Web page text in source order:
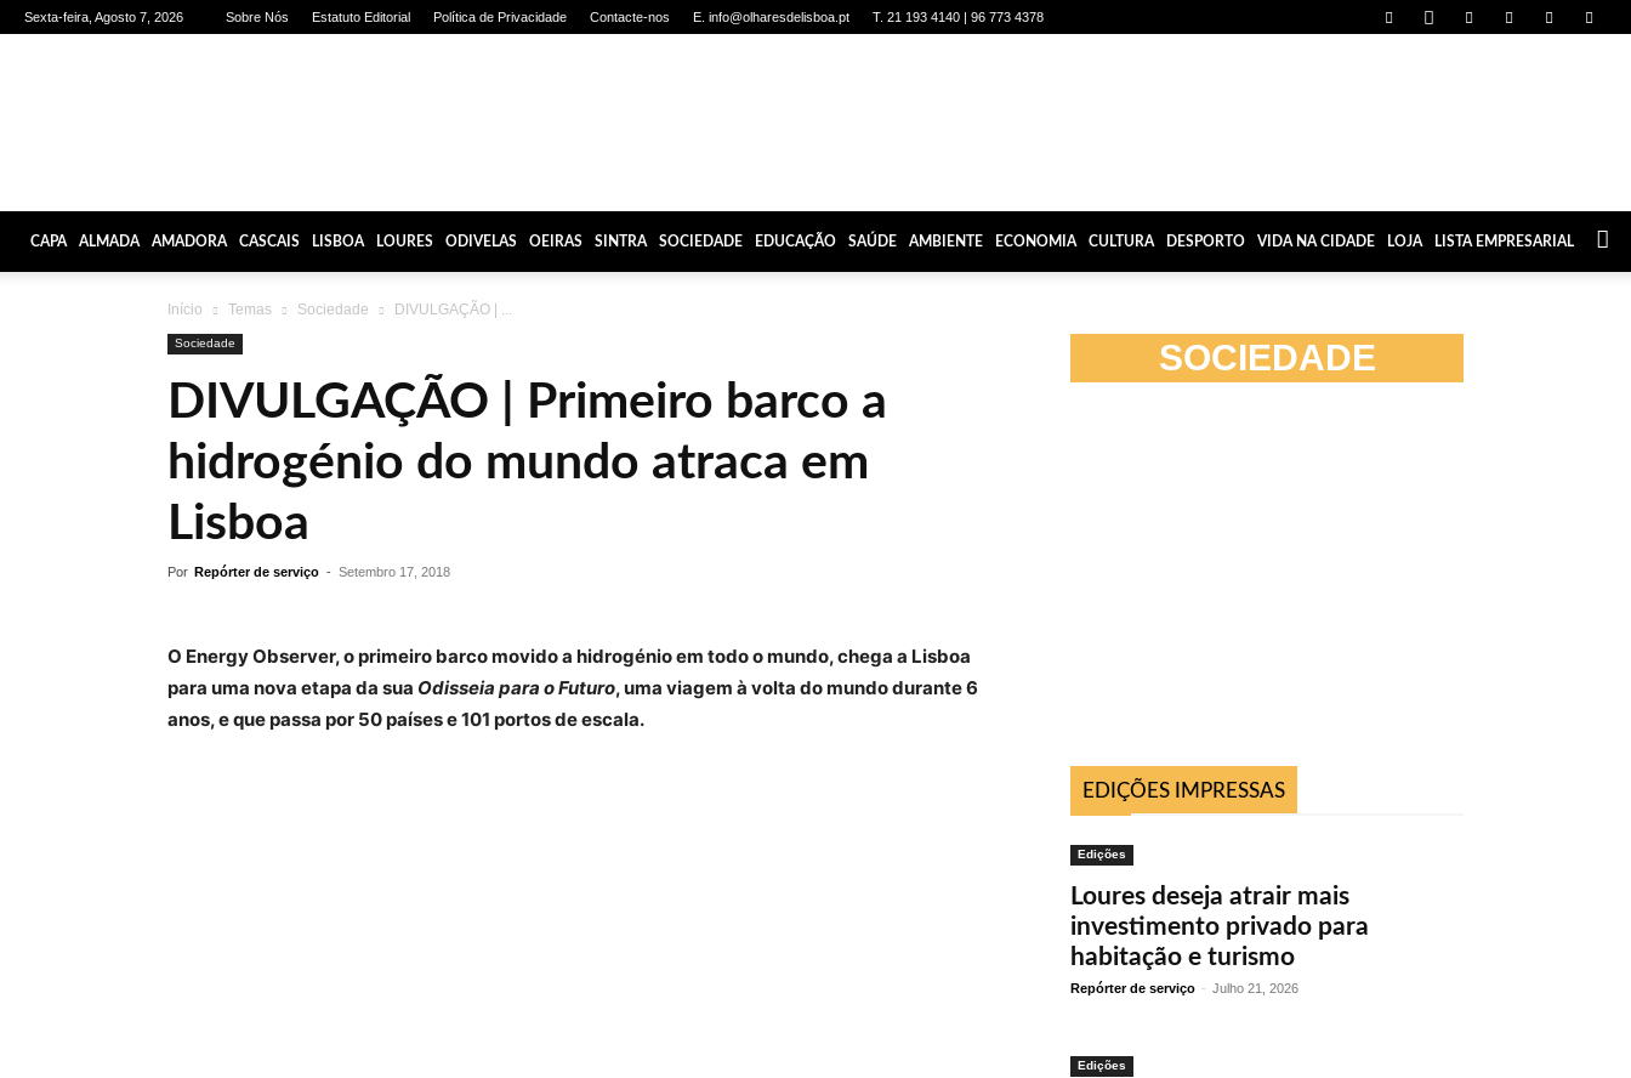
Sexta-feira, Agosto 7, 2026 Sobre Nós Estatuto Editorial Política de Privacidade Contacte-nos E. info@olharesdelisboa.pt T. 21 193 4140 | 96 773 4378
CAPA ALMADA AMADORA CASCAIS LISBOA LOURES ODIVELAS OEIRAS SINTRA SOCIEDADE EDUCAÇÃO SAÚDE AMBIENTE ECONOMIA CULTURA DESPORTO VIDA NA CIDADE LOJA LISTA EMPRESARIAL
Início Temas Sociedade DIVULGAÇÃO | ...
Sociedade
DIVULGAÇÃO | Primeiro barco a
hidrogénio do mundo atraca em
Lisboa
Por Repórter de serviço - Setembro 17, 2018
O Energy Observer, o primeiro barco movido a hidrogénio em todo o mundo, chega a Lisboa
para uma nova etapa da sua Odisseia para o Futuro, uma viagem à volta do mundo durante 6
anos, e que passa por 50 países e 101 portos de escala.
SOCIEDADE
EDIÇÕES IMPRESSAS
Edições
Loures deseja atrair mais
investimento privado para
habitação e turismo
Repórter de serviço - Julho 21, 2026
Edições